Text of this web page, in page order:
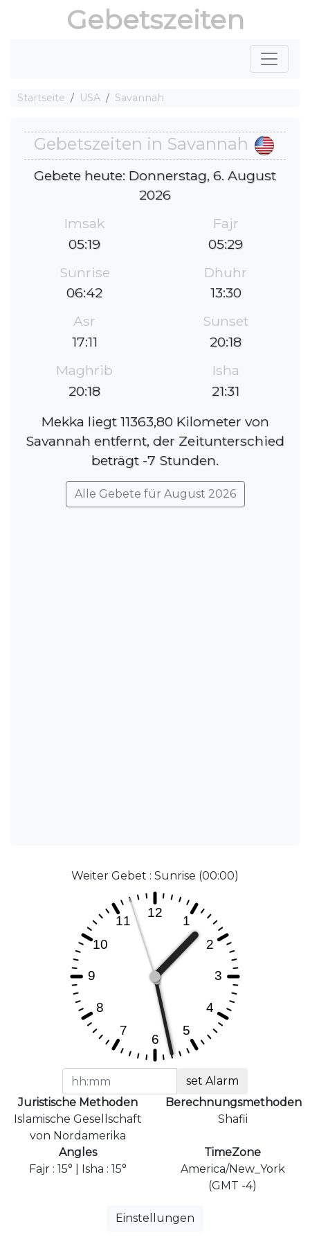
Gebetszeiten
Startseite USA Savannah
Gebetszeiten in Savannah
Gebete heute: Donnerstag, 6. August
2026
Imsak
05:19
Fajr
05:29
Sunrise
06:42
Dhuhr
13:30
Asr
17:11
Sunset
20:18
Maghrib
20:18
Isha
21:31
Mekka liegt 11363,80 Kilometer von
Savannah entfernt, der Zeitunterschied
beträgt -7 Stunden.
Alle Gebete für August 2026
Weiter Gebet : Sunrise (00:00)
set Alarm
Juristische Methoden
Islamische Gesellschaft
von Nordamerika
Berechnungsmethoden
Shafii
Angles
Fajr : 15° | Isha : 15°
TimeZone
America/New_York
(GMT -4)
Einstellungen